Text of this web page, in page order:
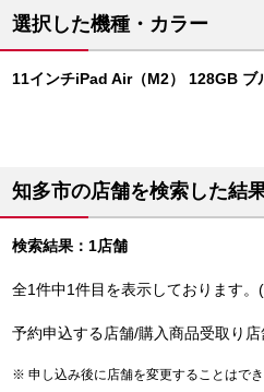
選択した機種・カラー
11インチiPad Air（M2） 128GB ブ
知多市の店舗を検索した結
検索結果：1店舗
全1件中1件目を表示しております。
予約申込する店舗/購入商品受取り店
申し込み後に店舗を変更することはでき